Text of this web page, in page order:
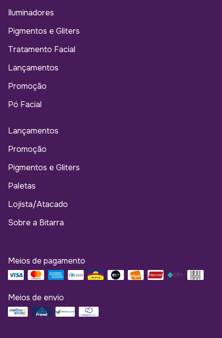
Iluminadores
Pigmentos e Gliters
Tratamento Facial
Lançamentos
Promoção
Pó Facial
Lançamentos
Promoção
Pigmentos e Gliters
Paletas
Lojista/Atacado
Sobre a Bitarra
Meios de pagamento
Meios de envio